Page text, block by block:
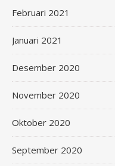
Februari 2021
Januari 2021
Desember 2020
November 2020
Oktober 2020
September 2020